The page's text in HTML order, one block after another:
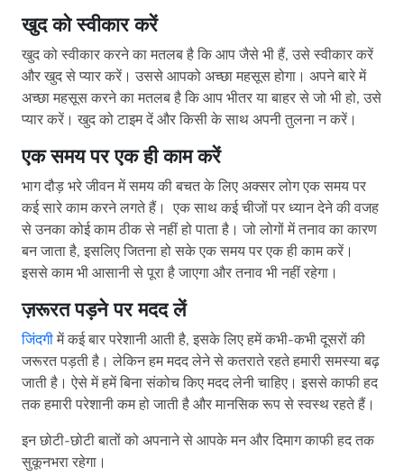
खुद को स्वीकार करें
खुद को स्वीकार करने का मतलब है कि आप जैसे भी हैं, उसे स्वीकार करें
और खुद से प्यार करें। उससे आपको अच्छा महसूस होगा। अपने बारे में
अच्छा महसूस करने का मतलब है कि आप भीतर या बाहर से जो भी हो, उसे
प्यार करें। खुद को टाइम दें और किसी के साथ अपनी तुलना न करें।
एक समय पर एक ही काम करें
भाग दौड़ भरे जीवन में समय की बचत के लिए अक्सर लोग एक समय पर
कई सारे काम करने लगते हैं। एक साथ कई चीजों पर ध्यान देने की वजह
से उनका कोई काम ठीक से नहीं हो पाता है। जो लोगों में तनाव का कारण
बन जाता है, इसलिए जितना हो सके एक समय पर एक ही काम करें।
इससे काम भी आसानी से पूरा है जाएगा और तनाव भी नहीं रहेगा।
ज़रूरत पड़ने पर मदद लें
जिंदगीमें कई बार परेशानी आती है, इसके लिए हमें कभी-कभी दूसरों की
जरूरत पड़ती है। लेकिन हम मदद लेने से कतराते रहते हमारी समस्या बढ़
जाती है। ऐसे में हमें बिना संकोच किए मदद लेनी चाहिए। इससे काफी हद
तक हमारी परेशानी कम हो जाती है और मानसिक रूप से स्वस्थ रहते हैं।
इन छोटी-छोटी बातों को अपनाने से आपके मन और दिमाग काफी हद तक
सुकूनभरा रहेगा।